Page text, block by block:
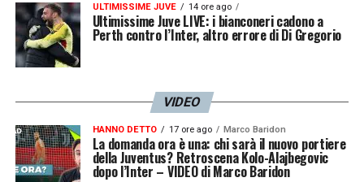
ULTIMISSIME JUVE 14 ore ago
Ultimissime Juve LIVE: i bianconeri cadono a
Perth contro l’Inter, altro errore di Di Gregorio
VIDEO
HANNO DETTO 17 ore ago Marco Baridon
La domanda ora è una: chi sarà il nuovo portiere
della Juventus? Retroscena Kolo-Alajbegovic
dopo l’Inter – VIDEO di Marco Baridon